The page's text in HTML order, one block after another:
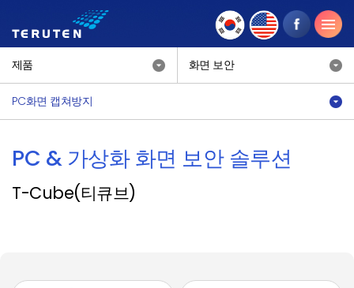
제품 화면 보안
PC화면 캡쳐방지
PC & 가상화 화면 보안 솔루션
T-Cube(티큐브)